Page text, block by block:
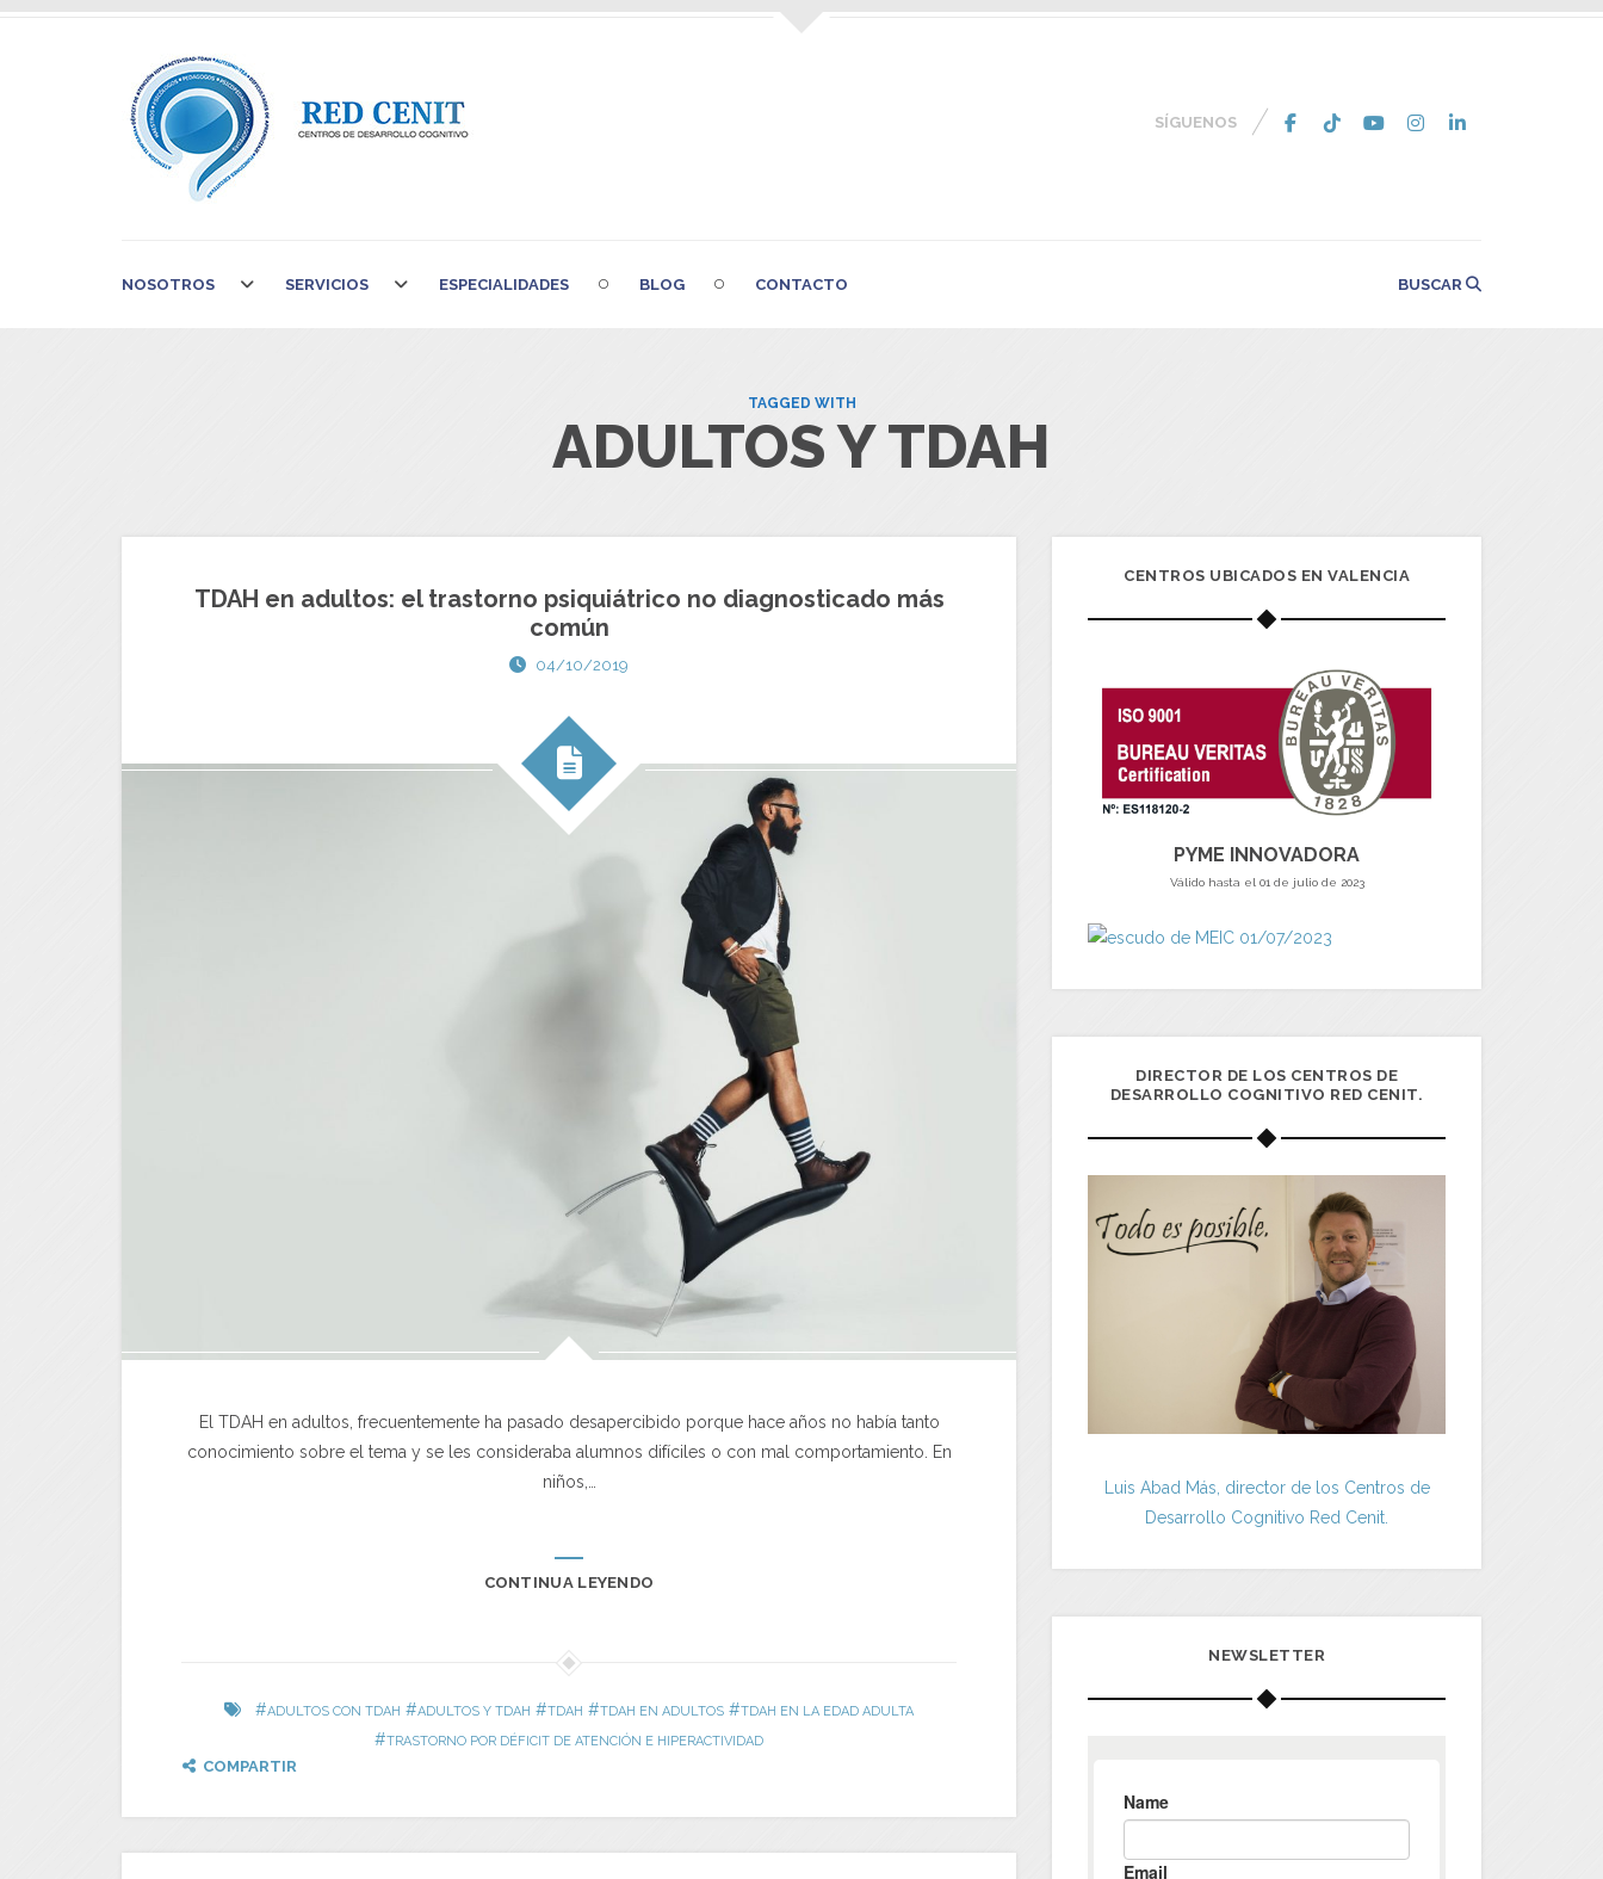
SÍGUENOS
NOSOTROS SERVICIOS ESPECIALIDADES BLOG CONTACTO BUSCAR
TAGGED WITH
ADULTOS Y TDAH
TDAH en adultos: el trastorno psiquiátrico no diagnosticado más
común
04/10/2019
El TDAH en adultos, frecuentemente ha pasado desapercibido porque hace años no había tanto
conocimiento sobre el tema y se les consideraba alumnos difíciles o con mal comportamiento. En
niños,…
CONTINUA LEYENDO
#ADULTOS CON TDAH #ADULTOS Y TDAH #TDAH #TDAH EN ADULTOS #TDAH EN LA EDAD ADULTA
#TRASTORNO POR DÉFICIT DE ATENCIÓN E HIPERACTIVIDAD
COMPARTIR
CENTROS UBICADOS EN VALENCIA
PYME INNOVADORA
Válido hasta el 01 de julio de 2023
DIRECTOR DE LOS CENTROS DE
DESARROLLO COGNITIVO RED CENIT.
Luis Abad Más, director de los Centros de
Desarrollo Cognitivo Red Cenit.
NEWSLETTER